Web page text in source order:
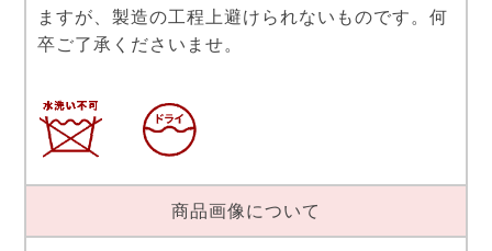
ますが、製造の工程上避けられないものです。何
卒ご了承くださいませ。
商品画像について